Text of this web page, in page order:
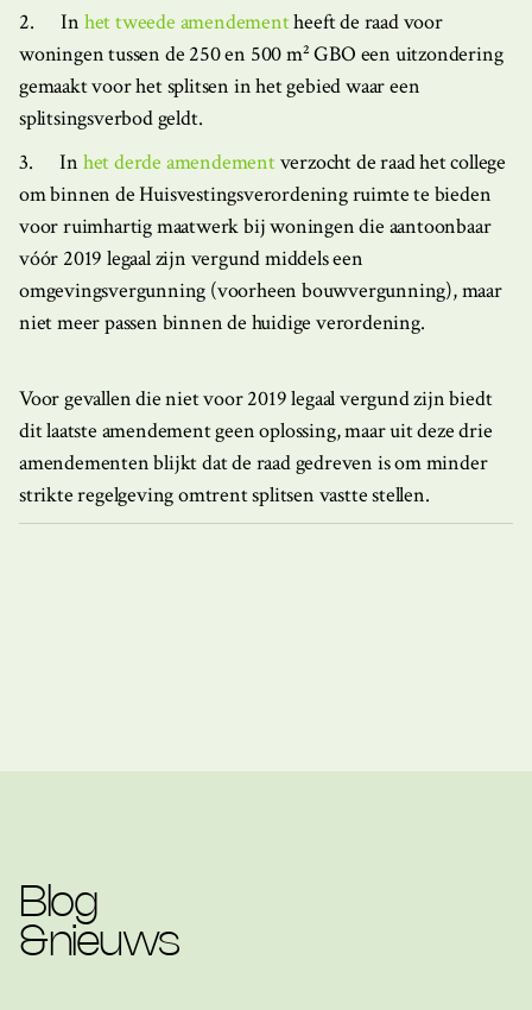
2. In het tweede amendementheeft de raad voor
woningen tussen de 250 en 500 m² GBO een uitzondering
gemaakt voor het splitsen in het gebied waar een
splitsingsverbod geldt.
3. In het derde amendementverzocht de raad het college
om binnen de Huisvestingsverordening ruimte te bieden
voor ruimhartig maatwerk bij woningen die aantoonbaar
vóór 2019 legaal zijn vergund middels een
omgevingsvergunning (voorheen bouwvergunning), maar
niet meer passen binnen de huidige verordening.
Voor gevallen die niet voor 2019 legaal vergund zijn biedt
dit laatste amendement geen oplossing, maar uit deze drie
amendementen blijkt dat de raad gedreven is om minder
strikte regelgeving omtrent splitsen vastte stellen.
Blog
&nieuws